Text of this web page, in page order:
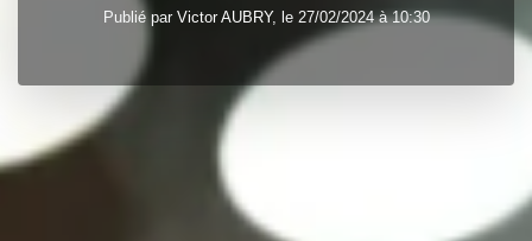
Publié par Victor AUBRY, le 27/02/2024 à 10:30